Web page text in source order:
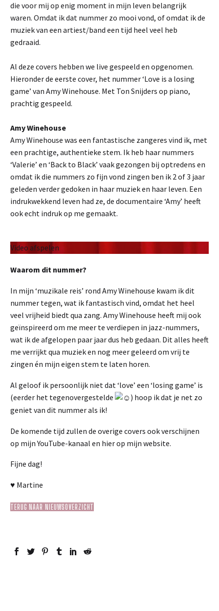
die voor mij op enig moment in mijn leven belangrijk
waren. Omdat ik dat nummer zo mooi vond, of omdat ik de
muziek van een artiest/band een tijd heel veel heb
gedraaid.
Al deze covers hebben we live gespeeld en opgenomen.
Hieronder de eerste cover, het nummer ‘Love is a losing
game’ van Amy Winehouse. Met Ton Snijders op piano,
prachtig gespeeld.
Amy Winehouse
Amy Winehouse was een fantastische zangeres vind ik, met
een prachtige, authentieke stem. Ik heb haar nummers
‘Valerie’ en ‘Back to Black’ vaak gezongen bij optredens en
omdat ik die nummers zo fijn vond zingen ben ik 2 of 3 jaar
geleden verder gedoken in haar muziek en haar leven. Een
indrukwekkend leven had ze, de documentaire ‘Amy’ heeft
ook echt indruk op me gemaakt.
Video afspelen
Waarom dit nummer?
In mijn ‘muzikale reis’ rond Amy Winehouse kwam ik dit
nummer tegen, wat ik fantastisch vind, omdat het heel
veel vrijheid biedt qua zang. Amy Winehouse heeft mij ook
geïnspireerd om me meer te verdiepen in jazz-nummers,
wat ik de afgelopen paar jaar dus heb gedaan. Dit alles heeft
me verrijkt qua muziek en nog meer geleerd om vrij te
zingen én mijn eigen stem te laten horen.
Al geloof ik persoonlijk niet dat ‘love’ een ‘losing game’ is
(eerder het tegenovergestelde
) hoop ik dat je net zo
geniet van dit nummer als ik!
De komende tijd zullen de overige covers ook verschijnen
op mijn YouTube-kanaal en hier op mijn website.
Fijne dag!
♥ Martine
TERUG NAAR NIEUWSOVERZICHT